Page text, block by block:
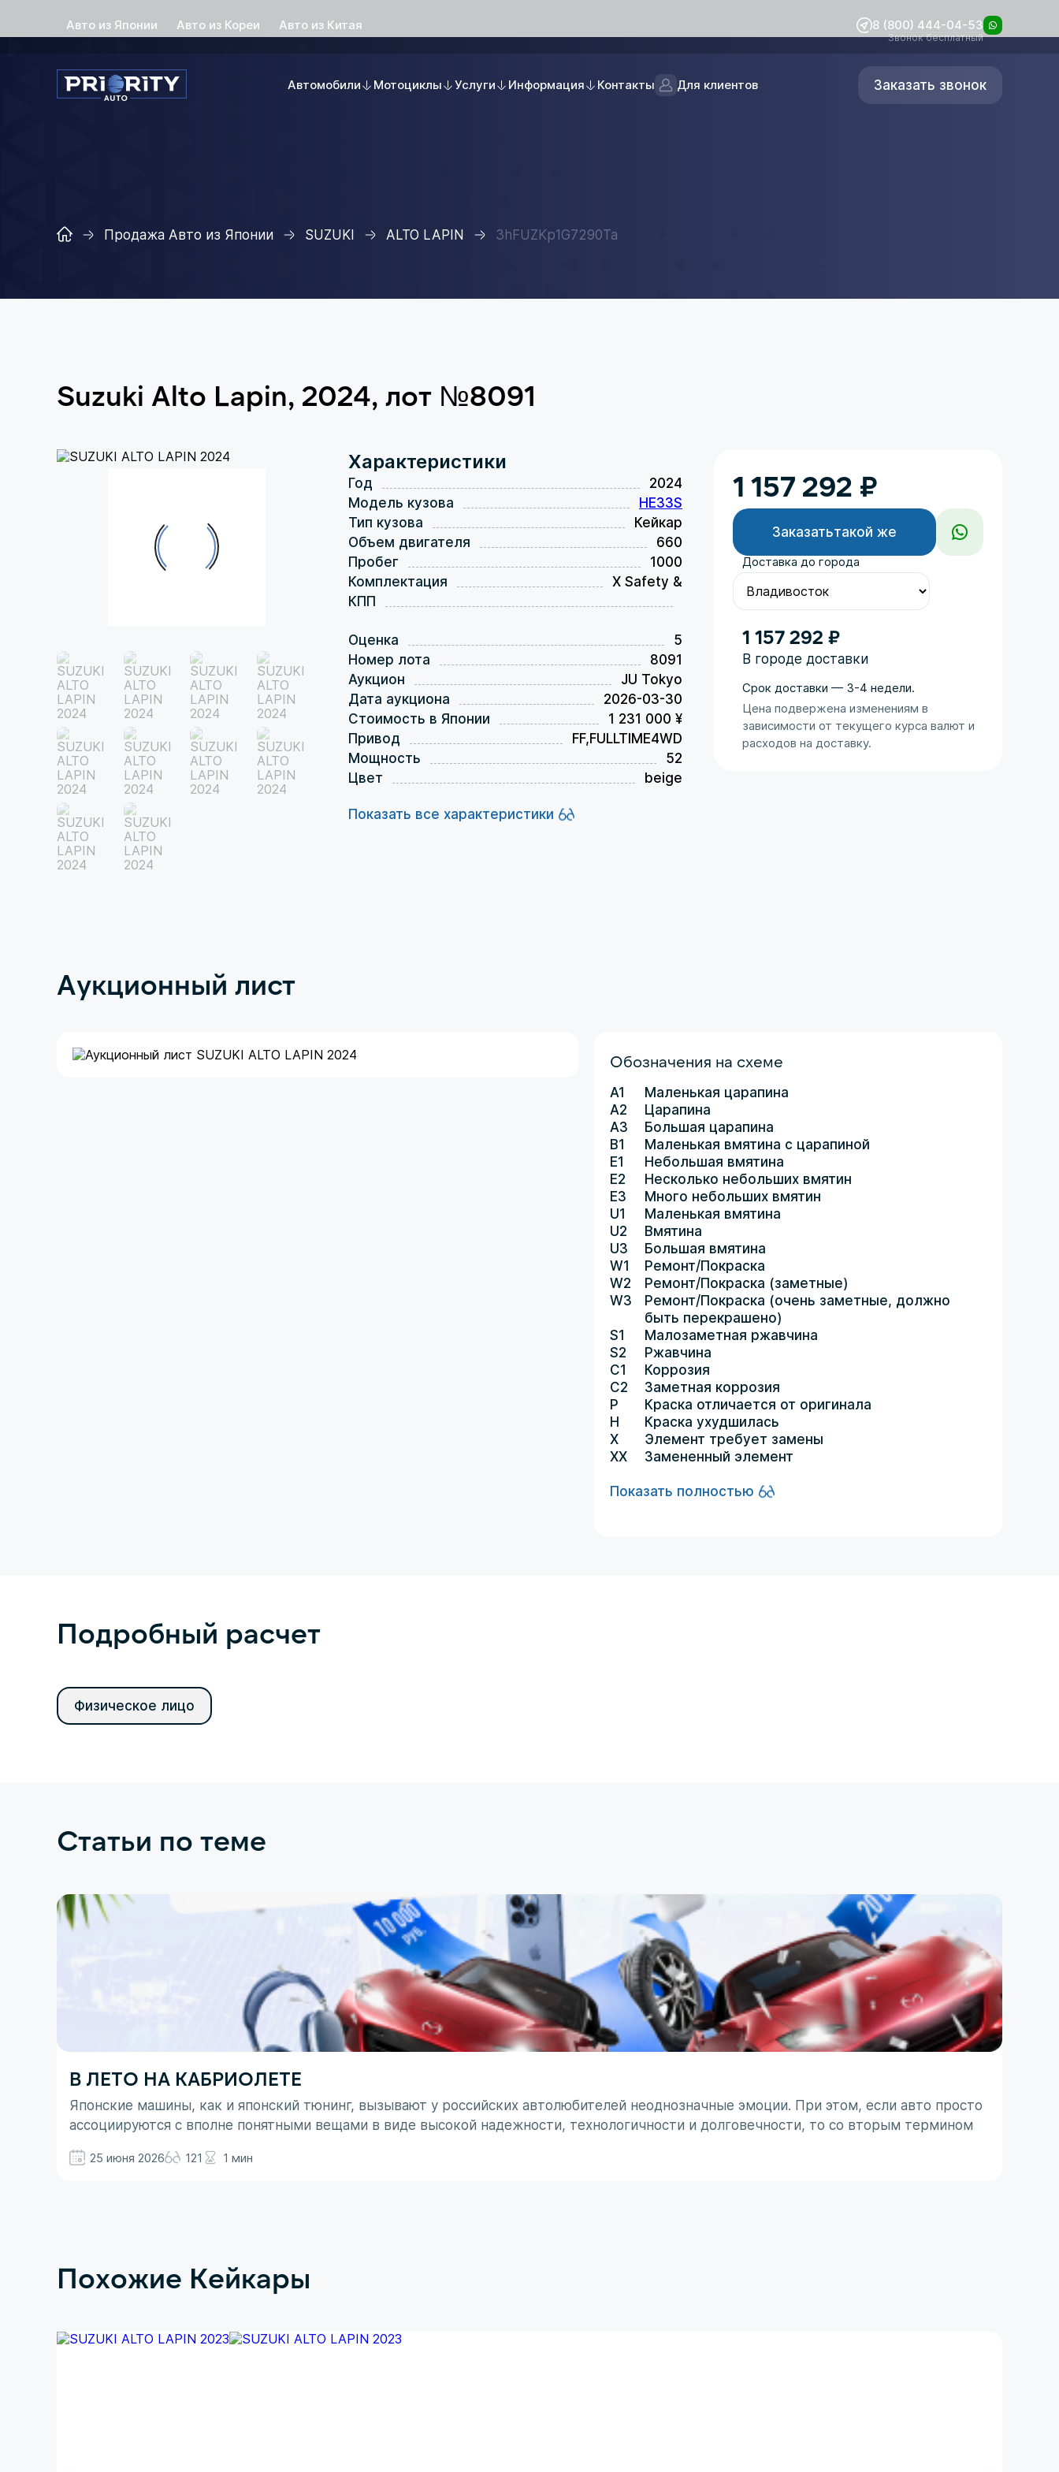
Авто из Японии Авто из Кореи Авто из Китая 8 (800) 444-04-53
Звонок бесплатный
Автомобили Мотоциклы Услуги Информация Контакты Для клиентов Заказать звонок
Продажа Авто из Японии SUZUKI ALTO LAPIN 3hFUZKp1G7290Ta
Suzuki Alto Lapin, 2024, лот №8091
Характеристики
Год
2024
Модель кузова
HE33S
Тип кузова
Кейкар
Объем двигателя
660
Пробег
1000
Комплектация
X Safety &
КПП
Оценка
5
Номер лота
8091
Аукцион
JU Tokyo
Дата аукциона
2026-03-30
Стоимость в Японии
1 231 000 ¥
Привод
FF,FULLTIME4WD
Мощность
52
Цвет
beige
Показать все характеристики
1 157 292 ₽
Заказатьтакой же
Доставка до города
1 157 292 ₽
В городе доставки
Срок доставки — 3-4 недели.
Цена подвержена изменениям в
зависимости от текущего курса валют и
расходов на доставку.
Аукционный лист
Обозначения на схеме
A1
Маленькая царапина
A2
Царапина
A3
Большая царапина
B1
Маленькая вмятина с царапиной
E1
Небольшая вмятина
E2
Несколько небольших вмятин
E3
Много небольших вмятин
U1
Маленькая вмятина
U2
Вмятина
U3
Большая вмятина
W1
Ремонт/Покраска
W2
Ремонт/Покраска (заметные)
W3
Ремонт/Покраска (очень заметные, должно
быть перекрашено)
S1
Малозаметная ржавчина
S2
Ржавчина
C1
Коррозия
C2
Заметная коррозия
P
Краска отличается от оригинала
H
Краска ухудшилась
X
Элемент требует замены
XX
Замененный элемент
Показать полностью
Подробный расчет
Физическое лицо
Статьи по теме
В ЛЕТО НА КАБРИОЛЕТЕ
Японские машины, как и японский тюнинг, вызывают у российских автолюбителей неоднозначные эмоции. При этом, если авто просто
ассоциируются с вполне понятными вещами в виде высокой надежности, технологичности и долговечности, то со вторым термином
25 июня 2026 121 1 мин
Похожие Кейкары